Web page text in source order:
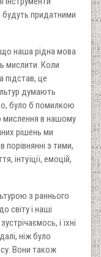
будуть придатними
що наша рідна мова
мислити. Коли
це
думають
було б помилкою
мислення в нашому
рішень ми
порівнянні з тими,
інтуїції, емоцій,
з раннього
світу і наші
і їхні
ніж було
Вони також